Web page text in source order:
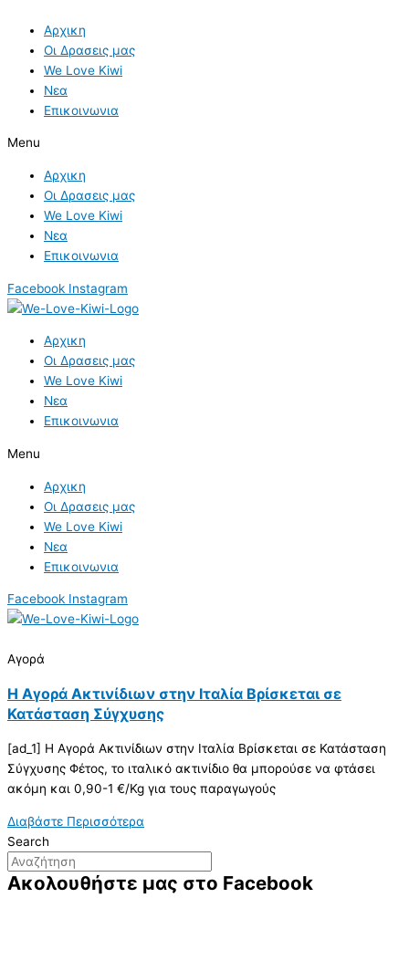
content
Αρχικη
Οι Δρασεις μας
We Love Kiwi
Νεα
Επικοινωνια
Menu
Αρχικη
Οι Δρασεις μας
We Love Kiwi
Νεα
Επικοινωνια
Facebook Instagram
Αρχικη
Οι Δρασεις μας
We Love Kiwi
Νεα
Επικοινωνια
Menu
Αρχικη
Οι Δρασεις μας
We Love Kiwi
Νεα
Επικοινωνια
Facebook Instagram
Αγορά
Η Αγορά Ακτινίδιων στην Ιταλία Βρίσκεται σε
Κατάσταση Σύγχυσης
[ad_1] Η Αγορά Ακτινίδιων στην Ιταλία Βρίσκεται σε Κατάσταση
Σύγχυσης Φέτος, το ιταλικό ακτινίδιο θα μπορούσε να φτάσει
ακόμη και 0,90-1 €/Kg για τους παραγωγούς
Διαβάστε Περισσότερα
Search
Ακολουθήστε μας στο Facebook